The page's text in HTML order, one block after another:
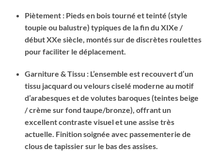
Piètement : Pieds en bois tourné et teinté (style
toupie ou balustre) typiques de la fin du XIXe /
début XXe siècle, montés sur de discrètes roulettes
pour faciliter le déplacement.
Garniture & Tissu : L’ensemble est recouvert d’un
tissu jacquard ou velours ciselé moderne au motif
d’arabesques et de volutes baroques (teintes beige
/ crème sur fond taupe/bronze), offrant un
excellent contraste visuel et une assise très
actuelle. Finition soignée avec passementerie de
clous de tapissier sur le bas des assises.